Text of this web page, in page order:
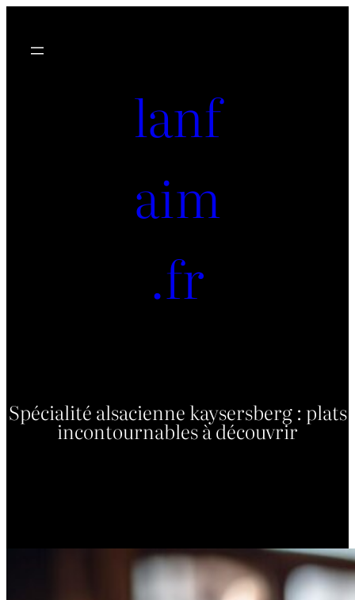
lanf
aim
.fr
Spécialité alsacienne kaysersberg : plats
incontournables à découvrir